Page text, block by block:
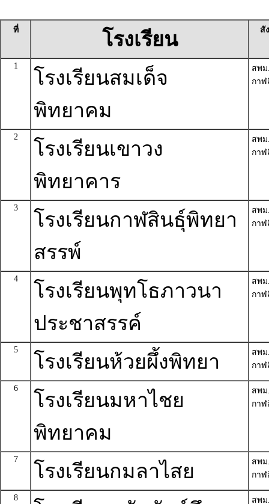
ที่ โรงเรียน สั
1
โรงเรียนสมเด็จ
พิทยาคม
สพม
กา
2
โรงเรียนเขาวง
พิทยาคาร
สพม
กา
3
โรงเรียนกาฬสินธุ์พิทยา
สรรพ์
สพม
กา
4
โรงเรียนพุทโธภาวนา
ประชาสรรค์
สพม
กา
5
โรงเรียนห้วยผึ้งพิทยา
สพม
กา
6
โรงเรียนมหาไชย
พิทยาคม
สพม
กา
7
โรงเรียนกมลาไสย
สพม
กา
8
สพม